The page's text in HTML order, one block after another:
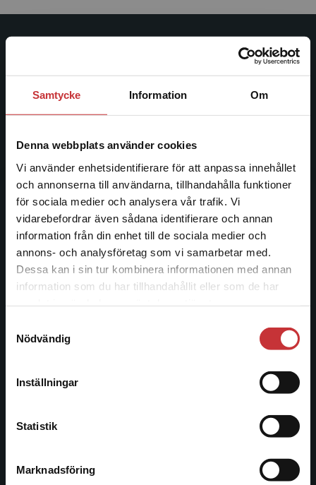
Samtycke Information Om
Denna webbplats använder cookies
Vi använder enhetsidentifierare för att anpassa innehållet
och annonserna till användarna, tillhandahålla funktioner
för sociala medier och analysera vår trafik. Vi
vidarebefordrar även sådana identifierare och annan
information från din enhet till de sociala medier och
annons- och analysföretag som vi samarbetar med.
Dessa kan i sin tur kombinera informationen med annan
information som du har tillhandahållit eller som de har
Nödvändig
Inställningar
Statistik
Marknadsföring
Begränsad fraktregion
Det verkar som att du besöker
studentlitteratur.se via en enhet utanför Sverige.
Vi erbjuder inte leveranser utanför Sverige. För
att kunna slutföra ett köp måste
ledande utbildningsförlag. Med läromedel, kurslitteratur,
facklitteratur, utbildningar och digitala
längs hela kunskapsresan.
Kontakta oss
Kontakta oss
046-31 20 00
Postadress:
Box 141
221 00 Lund
Besöksadress:
Kundservice
046-31 21 00